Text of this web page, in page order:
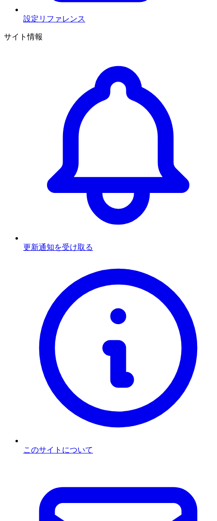
設定リファレンス
サイト情報
更新通知を受け取る
このサイトについて